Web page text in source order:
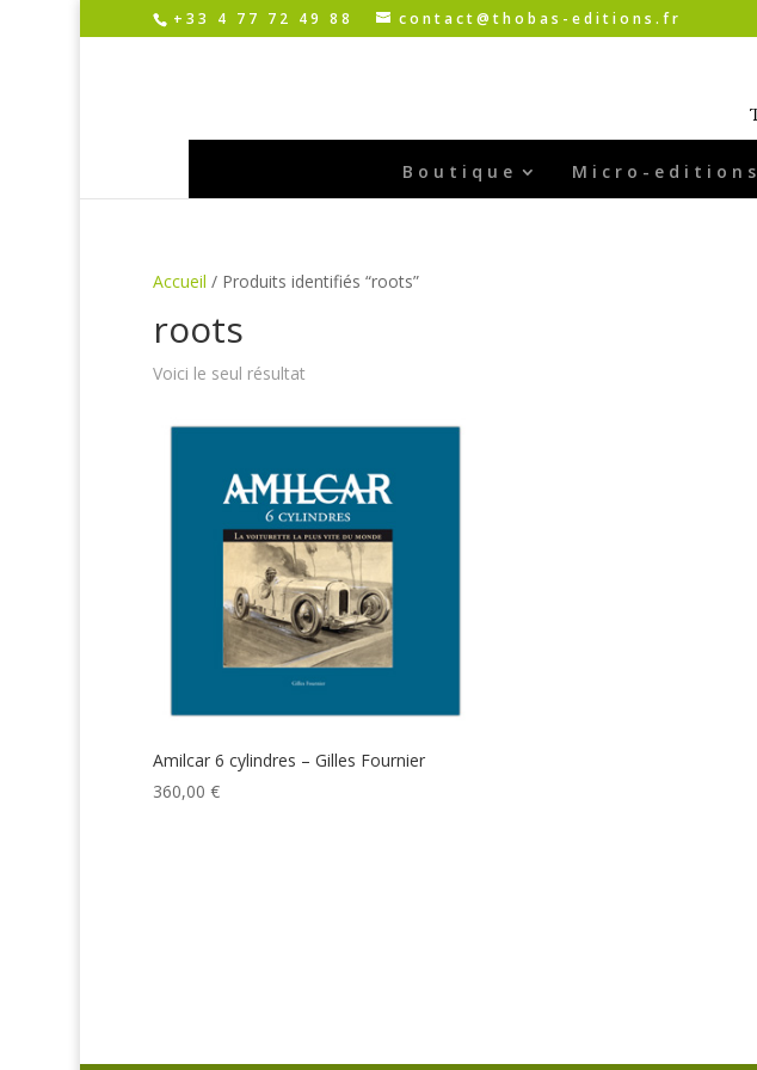
+33 4 77 72 49 88 contact@thobas-editions.fr
Boutique Micro-editions
Accueil / Produits identifiés “roots”
roots
Voici le seul résultat
Amilcar 6 cylindres – Gilles Fournier
360,00 €